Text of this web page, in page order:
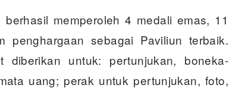
memperoleh 4 medali emas, 11
penghargaan sebagai Paviliun terbaik.
diberikan untuk: pertunjukan, boneka-
uang; perak untuk pertunjukan, foto,